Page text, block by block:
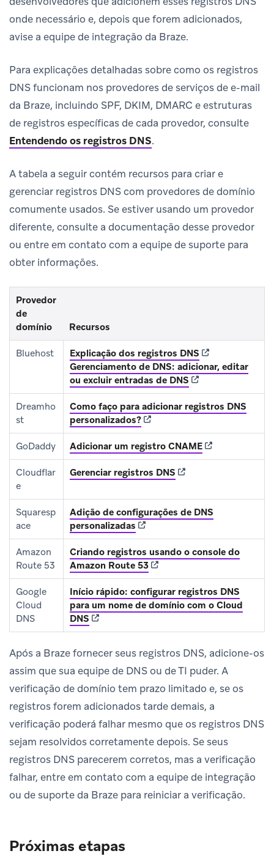
onde necessário e, depois que forem adicionados,
avise a equipe de integração da Braze.
Para explicações detalhadas sobre como os registros
DNS funcionam nos provedores de serviços de e-mail
da Braze, incluindo SPF, DKIM, DMARC e estruturas
de registros específicas de cada provedor, consulte
Entendendo os registros DNS.
A tabela a seguir contém recursos para criar e
gerenciar registros DNS com provedores de domínio
comumente usados. Se estiver usando um provedor
diferente, consulte a documentação desse provedor
ou entre em contato com a equipe de suporte para
obter informações.
Provedor
de
domínio
Recursos
Bluehost Explicação dos registros DNS (opens in new
Gerenciamento de DNS: adicionar, editar
ou excluir entradas de DNS (opens in new tab)
Dreamho
st
Como faço para adicionar registros DNS
personalizados?(opens in new tab)
GoDaddy Adicionar um registro CNAME(opens in new
Cloudflar
e
Gerenciar registros DNS (opens in new tab)
Squaresp
ace
Adição de configurações de DNS
personalizadas (opens in new tab)
Amazon
Route 53
Criando registros usando o console do
Amazon Route 53(opens in new tab)
Google
Cloud
DNS
Início rápido: configurar registros DNS
para um nome de domínio com o Cloud
DNS (opens in new tab)
Após a Braze fornecer seus registros DNS, adicione-os
assim que sua equipe de DNS ou de TI puder. A
verificação de domínio tem prazo limitado e, se os
registros forem adicionados tarde demais, a
verificação poderá falhar mesmo que os registros DNS
sejam resolvidos corretamente depois. Se seus
registros DNS parecerem corretos, mas a verificação
falhar, entre em contato com a equipe de integração
ou de suporte da Braze para reiniciar a verificação.
Próximas etapas